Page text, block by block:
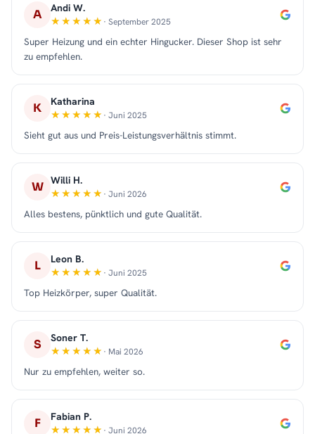
A Andi W.
· September 2025
Super Heizung und ein echter Hingucker. Dieser Shop ist sehr
zu empfehlen.
K Katharina
· Juni 2025
Sieht gut aus und Preis-Leistungsverhältnis stimmt.
W Willi H.
· Juni 2026
Alles bestens, pünktlich und gute Qualität.
L Leon B.
· Juni 2025
Top Heizkörper, super Qualität.
S Soner T.
· Mai 2026
Nur zu empfehlen, weiter so.
F Fabian P.
· Juni 2026